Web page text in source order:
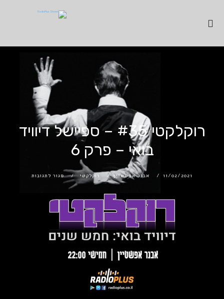
רוקלקטי #35 – ספיישל דיוויד
בואי – פרק 6
11/02/2021 אבנר אפשטיין רוקלקטי סגור לתגובות